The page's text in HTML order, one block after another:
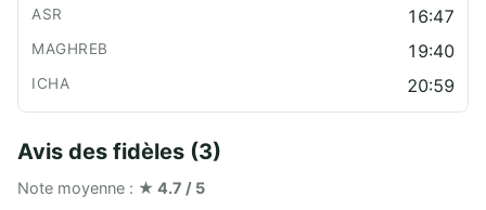
16:47
19:40
20:59
Avis des fidèles (3)
Note moyenne : ★ 4.7 / 5